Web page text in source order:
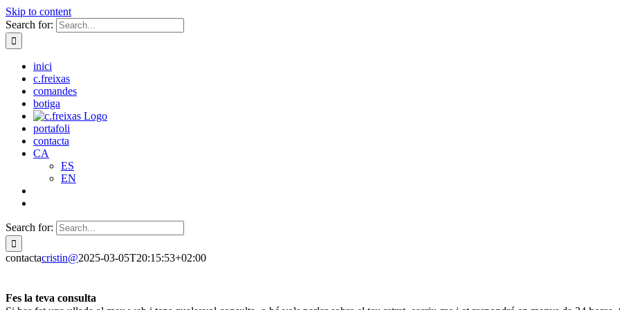
Skip to content
Search for:
inici
c.freixas
comandes
botiga
portafoli
contacta
CA
ES
EN
Search for:
contactacristin@2025-03-05T20:15:53+02:00
Fes la teva consulta